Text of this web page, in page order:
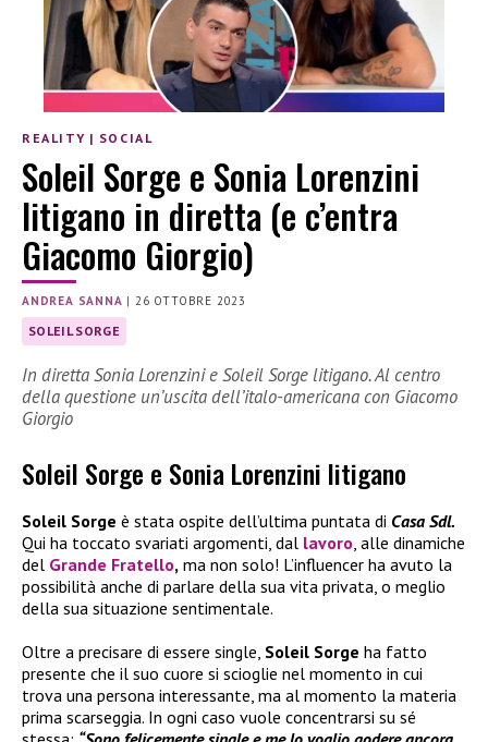
REALITY | SOCIAL
Soleil Sorge e Sonia Lorenzini
litigano in diretta (e c’entra
Giacomo Giorgio)
ANDREA SANNA |26 OTTOBRE 2023
SOLEIL SORGE
In diretta Sonia Lorenzini e Soleil Sorge litigano. Al centro
della questione un’uscita dell’italo-americana con Giacomo
Giorgio
Soleil Sorge e Sonia Lorenzini litigano
Soleil Sorge è stata ospite dell’ultima puntata di Casa Sdl.
Qui ha toccato svariati argomenti, dal lavoro, alle dinamiche
del Grande Fratello, ma non solo! L’influencer ha avuto la
possibilità anche di parlare della sua vita privata, o meglio
della sua situazione sentimentale.
Oltre a precisare di essere single, Soleil Sorge ha fatto
presente che il suo cuore si scioglie nel momento in cui
trova una persona interessante, ma al momento la materia
prima scarseggia. In ogni caso vuole concentrarsi su sé